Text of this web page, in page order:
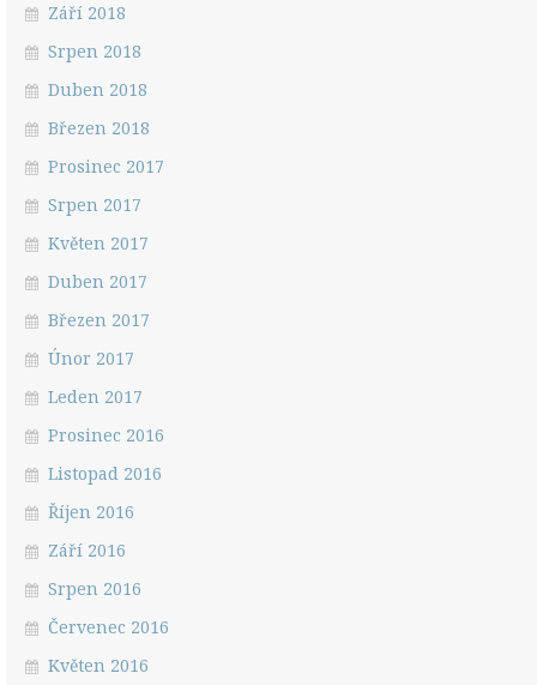
Září 2018
Srpen 2018
Duben 2018
Březen 2018
Prosinec 2017
Srpen 2017
Květen 2017
Duben 2017
Březen 2017
Únor 2017
Leden 2017
Prosinec 2016
Listopad 2016
Říjen 2016
Září 2016
Srpen 2016
Červenec 2016
Květen 2016